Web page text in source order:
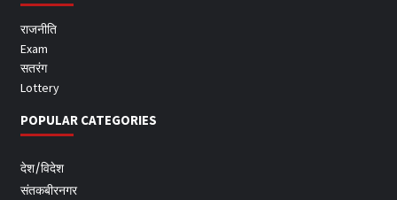
राजनीति
Exam
सतरंग
Lottery
POPULAR CATEGORIES
देश/विदेश
संतकबीरनगर